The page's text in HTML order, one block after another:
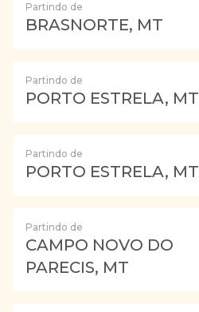
Partindo de
BRASNORTE, MT
Partindo de
PORTO ESTRELA, MT
Partindo de
PORTO ESTRELA, MT
Partindo de
CAMPO NOVO DO
PARECIS, MT